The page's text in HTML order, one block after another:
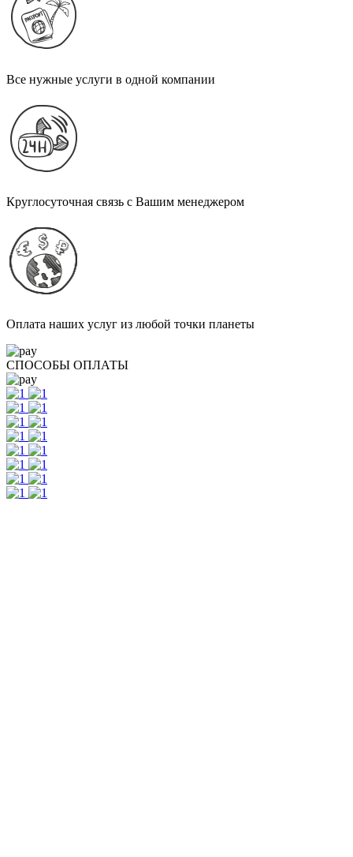
Все нужные услуги в одной компании
Круглосуточная связь с Вашим менеджером
Оплата наших услуг из любой точки планеты
СПОСОБЫ ОПЛАТЫ